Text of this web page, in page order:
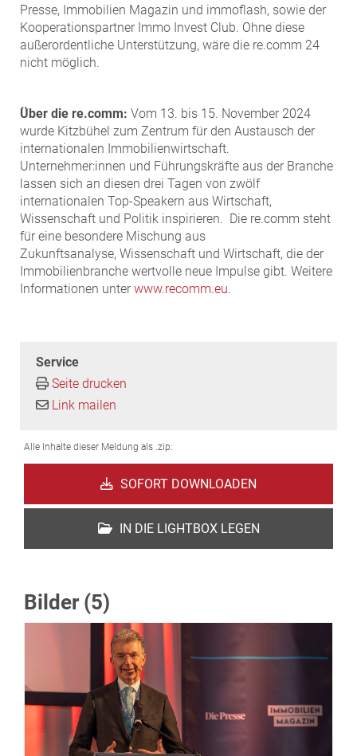
Presse, Immobilien Magazin und immoflash, sowie der
Kooperationspartner Immo Invest Club. Ohne diese
außerordentliche Unterstützung, wäre die re.comm 24
nicht möglich.
Über die re.comm: Vom 13. bis 15. November 2024
wurde Kitzbühel zum Zentrum für den Austausch der
internationalen Immobilienwirtschaft.
Unternehmer:innen und Führungskräfte aus der Branche
lassen sich an diesen drei Tagen von zwölf
internationalen Top-Speakern aus Wirtschaft,
Wissenschaft und Politik inspirieren. Die re.comm steht
für eine besondere Mischung aus
Zukunftsanalyse, Wissenschaft und Wirtschaft, die der
Immobilienbranche wertvolle neue Impulse gibt. Weitere
Informationen unter www.recomm.eu.
Service
Seite drucken
Link mailen
Alle Inhalte dieser Meldung als .zip:
SOFORT DOWNLOADEN
IN DIE LIGHTBOX LEGEN
Bilder (5)